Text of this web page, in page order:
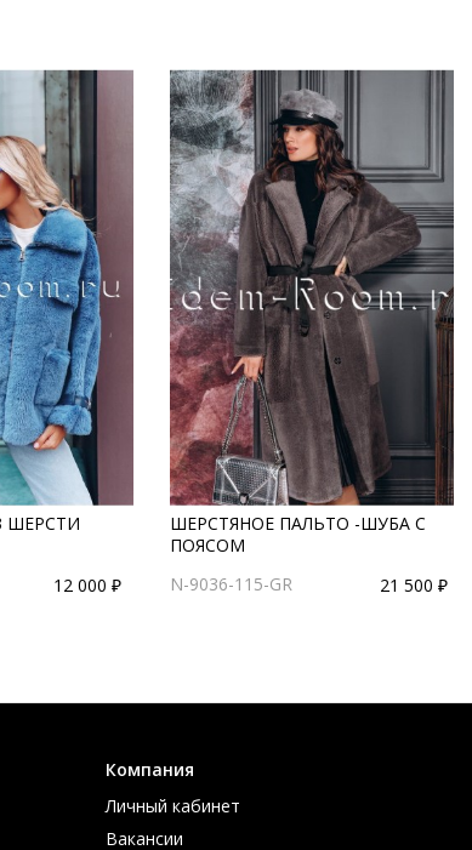
ШЕРСТИ
12 000 ₽
ШЕРСТЯНОЕ ПАЛЬТО -ШУБА С
ПОЯСОМ
N-9036-115-GR
21 500 ₽
Компания
Личный кабинет
Вакансии